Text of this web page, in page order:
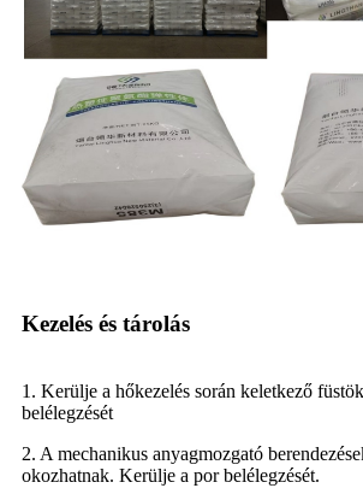
Kezelés és tárolás
1. Kerülje a hőkezelés során keletkező
belélegzését
2. A mechanikus anyagmozgató
okozhatnak. Kerülje a por belélegzését.